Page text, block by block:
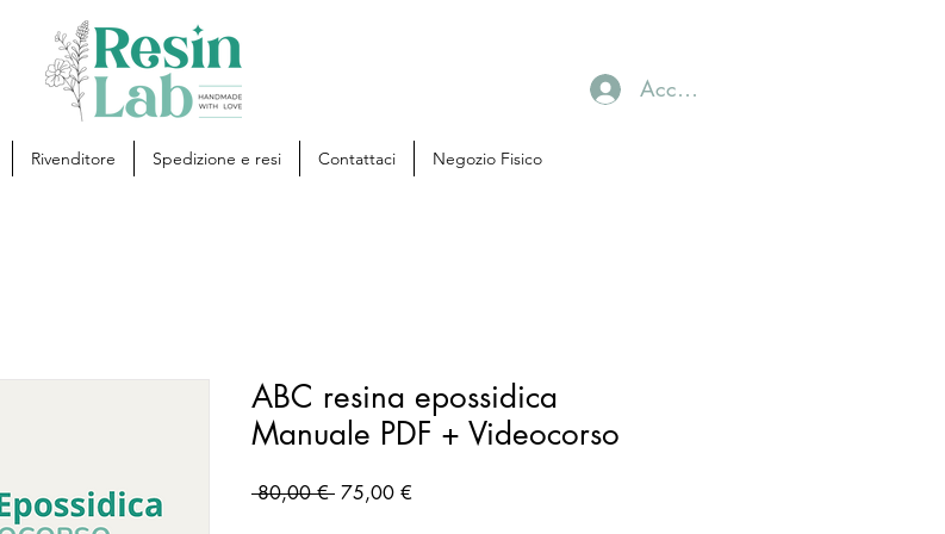
Accedi
Rivenditore Spedizione e resi Contattaci Negozio Fisico
ABC resina epossidica
Manuale PDF + Videocorso
80,00 € Prezzo
75,00 €